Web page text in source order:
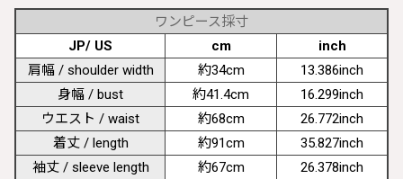
ワンピース採寸
JP/ US
cm
inch
肩幅 / shoulder width
約34cm
13.386inch
身幅 / bust
約41.4cm
16.299inch
ウエスト / waist
約68cm
26.772inch
着丈 / length
約91cm
35.827inch
袖丈 / sleeve length
約67cm 26.378inch